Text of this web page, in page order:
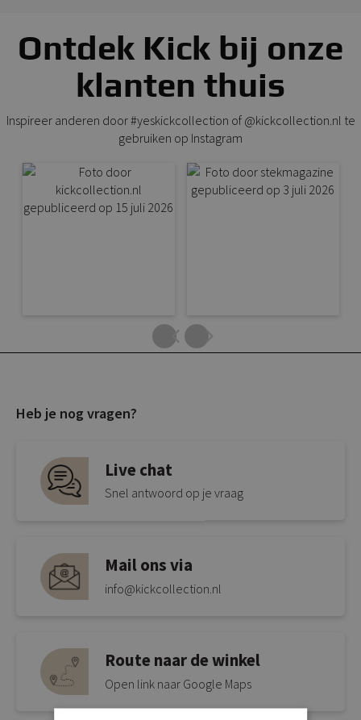
Ontdek Kick bij onze
klanten thuis
Inspireer anderen door #yeskickcollection of @kickcollection.nl te
gebruiken op Instagram
Heb je nog vragen?
Live chat
Snel antwoord op je vraag
Mail ons via
info@kickcollection.nl
Route naar de winkel
Open link naar Google Maps